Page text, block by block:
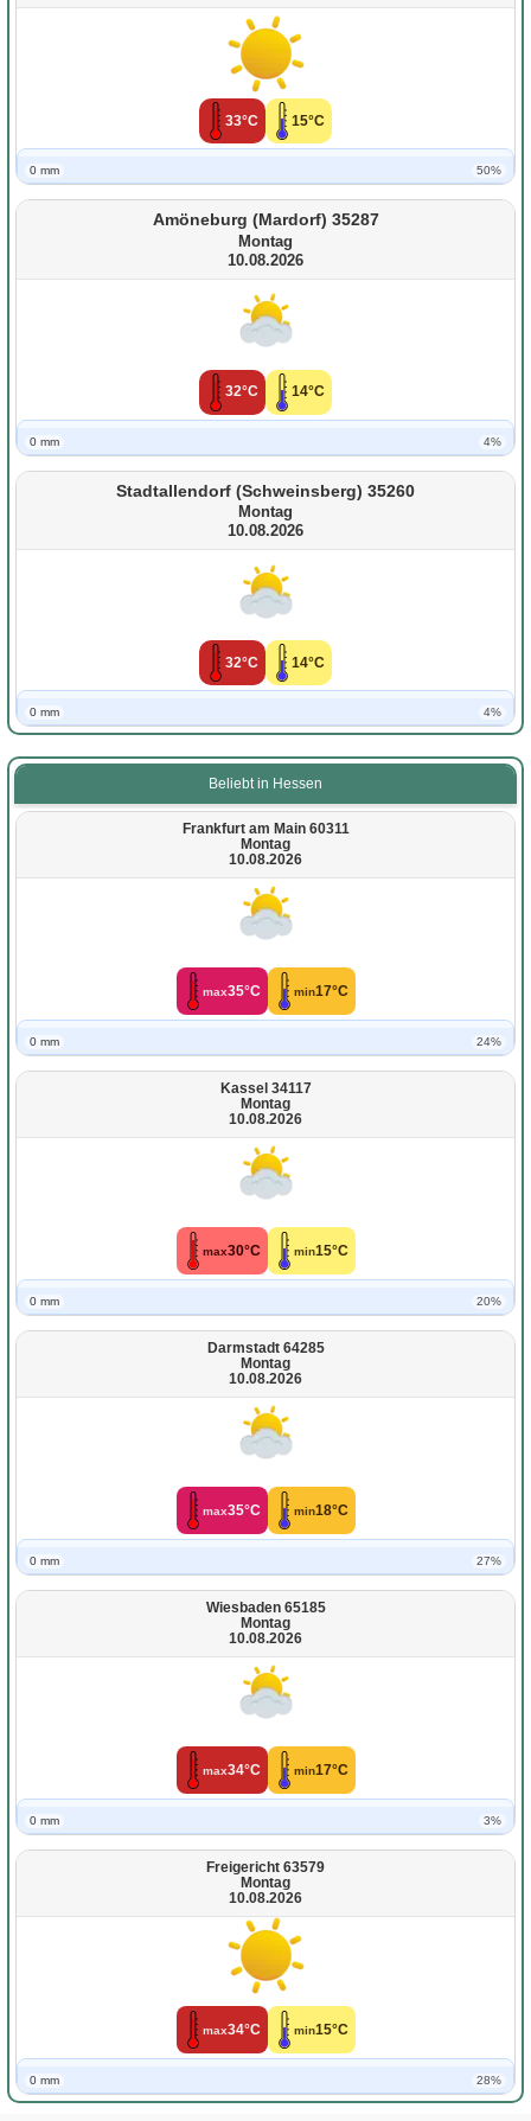
33°C 15°C
0 mm 50%
Amöneburg (Mardorf) 35287
Montag
10.08.2026
32°C 14°C
0 mm 4%
Stadtallendorf (Schweinsberg) 35260
Montag
10.08.2026
32°C 14°C
0 mm 4%
Beliebt in Hessen
Frankfurt am Main 60311
Montag
10.08.2026
max35°C min17°C
0 mm 24%
Kassel 34117
Montag
10.08.2026
max30°C min15°C
0 mm 20%
Darmstadt 64285
Montag
10.08.2026
max35°C min18°C
0 mm 27%
Wiesbaden 65185
Montag
10.08.2026
max34°C min17°C
0 mm 3%
Freigericht 63579
Montag
10.08.2026
max34°C min15°C
0 mm 28%